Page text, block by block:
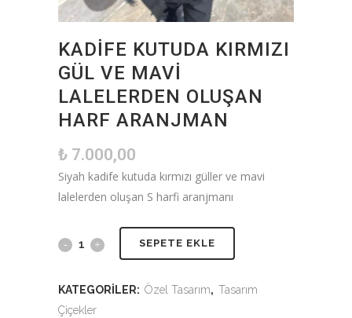
KADIFE KUTUDA KIRMIZI
GÜL VE MAVI
LALELERDEN OLUŞAN
HARF ARANJMAN
₺ 7.000,00
Siyah kadife kutuda kırmızı güller ve mavi
lalelerden oluşan S harfi aranjmanı
SEPETE EKLE
KATEGORILER: Özel Tasarım, Tasarım
Çiçekler